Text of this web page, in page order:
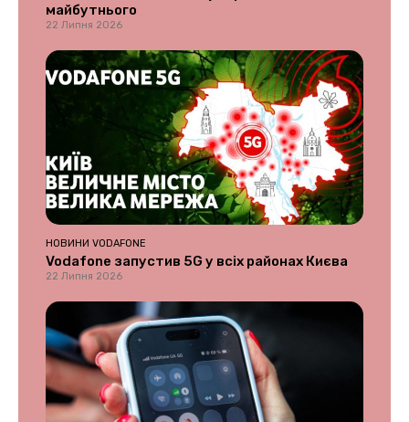
майбутнього
22 Липня 2026
НОВИНИ VODAFONE
Vodafone запустив 5G у всіх районах Києва
22 Липня 2026